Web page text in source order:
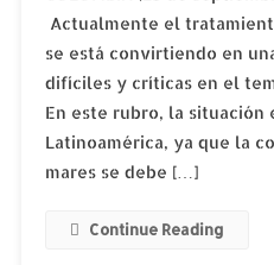
Actualmente el
se está convirtiendo en
difíciles y críticas en el
En este rubro, la situación
Latinoamérica, ya que la
mares se debe […]
Continue Reading